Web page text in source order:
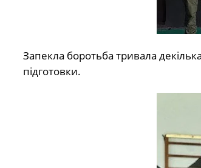
Запекла боротьба тривала
підготовки.